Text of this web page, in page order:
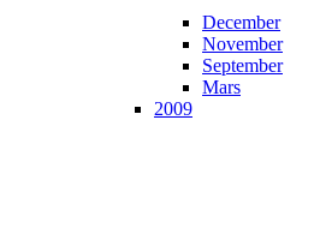
December
November
September
Mars
2009